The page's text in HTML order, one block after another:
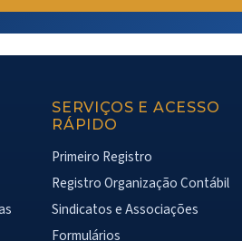
SERVIÇOS E ACESSO
RÁPIDO
Primeiro Registro
Registro Organização Contábil
Sindicatos e Associações
Formulários